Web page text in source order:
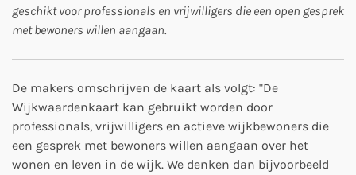
geschikt voor professionals en vrijwilligers die een open gesprek
met bewoners willen aangaan.
De makers omschrijven de kaart als volgt: "De
Wijkwaardenkaart kan gebruikt worden door
professionals, vrijwilligers en actieve wijkbewoners die
een gesprek met bewoners willen aangaan over het
wonen en leven in de wijk. We denken dan bijvoorbeeld